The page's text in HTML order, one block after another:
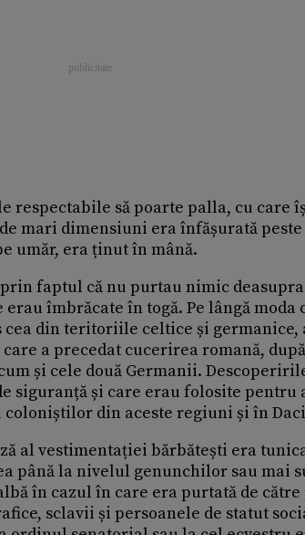
respectabile să poarte palla, cu care
mari dimensiuni era înfășurată
umăr, era ținut în mână.
faptul că nu purtau nimic
îmbrăcate în togă. Pe lângă moda
din teritoriile celtice și germanice,
a precedat cucerirea romană,
și cele două Germanii.
siguranță și care erau folosite
din aceste regiuni și în
al vestimentației bărbătești era
până la nivelul genunchilor sau mai
în cazul în care era purtată de
sclavii și persoanele de statut